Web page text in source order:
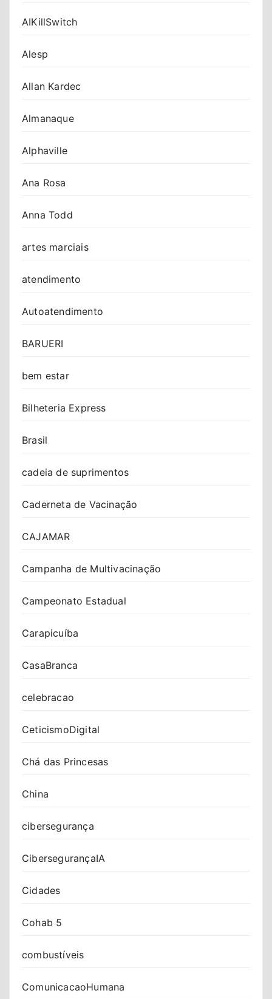
AIKillSwitch
Alesp
Allan Kardec
Almanaque
Alphaville
Ana Rosa
Anna Todd
artes marciais
atendimento
Autoatendimento
BARUERI
bem estar
Bilheteria Express
Brasil
cadeia de suprimentos
Caderneta de Vacinação
CAJAMAR
Campanha de Multivacinação
Campeonato Estadual
Carapicuíba
CasaBranca
celebracao
CeticismoDigital
Chá das Princesas
China
cibersegurança
CibersegurançaIA
Cidades
Cohab 5
combustíveis
ComunicacaoHumana